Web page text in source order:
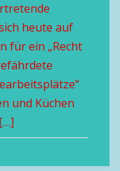
heute auf
für ein „Recht
und Küchen